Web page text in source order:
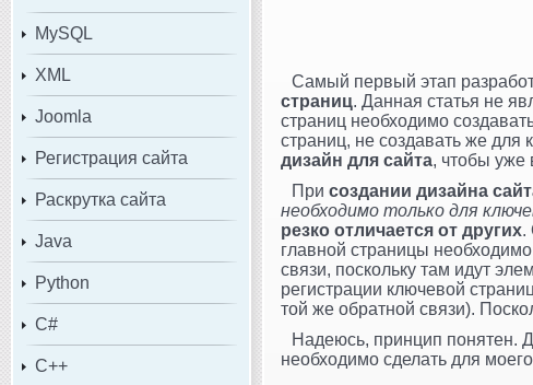
MySQL
XML
Joomla
Регистрация сайта
Раскрутка сайта
Java
Python
C#
C++
Самый первый этап
страниц. Данная статья не
страниц необходимо
страниц, не создавать же для
дизайн для сайта, чтобы уже
При создании дизайна
необходимо только для
резко отличается от других.
главной страницы
связи, поскольку там идут
регистрации ключевой
той же обратной связи).
Надеюсь, принцип понятен.
необходимо сделать для